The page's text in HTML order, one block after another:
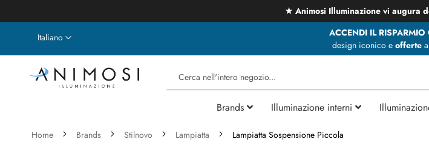
★ Animosi Illuminazione vi augura
ACCENDI IL
design iconico e offertea
Lingua
Italiano
Cerca
Brands Illuminazione interni
Home Brands Stilnovo Lampiatta Lampiatta Sospensione Piccola